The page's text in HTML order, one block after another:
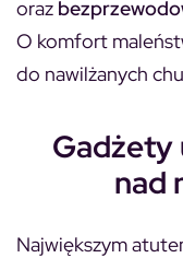
oraz
O komfort
do nawilżanych
Gadżety
nad
Największym